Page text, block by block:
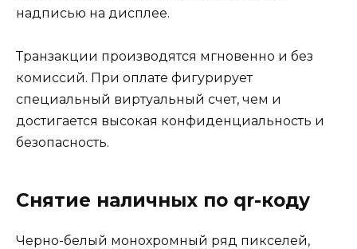
надписью на дисплее.
Транзакции производятся мгновенно и без
комиссий. При оплате фигурирует
специальный виртуальный счет, чем и
достигается высокая конфиденциальность и
безопасность.
Снятие наличных по qr-коду
Черно-белый монохромный ряд пикселей,